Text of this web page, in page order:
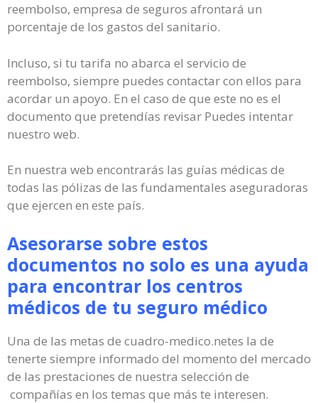
reembolso, empresa de seguros afrontará un
porcentaje de los gastos del sanitario.
Incluso, si tu tarifa no abarca el servicio de
reembolso, siempre puedes contactar con ellos para
acordar un apoyo. En el caso de que este no es el
documento que pretendías revisar Puedes intentar
nuestro web.
En nuestra web encontrarás las guías médicas de
todas las pólizas de las fundamentales aseguradoras
que ejercen en este país.
Asesorarse sobre estos
documentos no solo es una ayuda
para encontrar los centros
médicos de tu seguro médico
Una de las metas de cuadro-medico.netes la de
tenerte siempre informado del momento del mercado
de las prestaciones de nuestra selección de
compañías en los temas que más te interesen.